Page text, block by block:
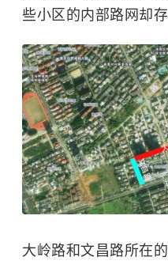
些小区的内部路网却存
大岭路和文昌路所在